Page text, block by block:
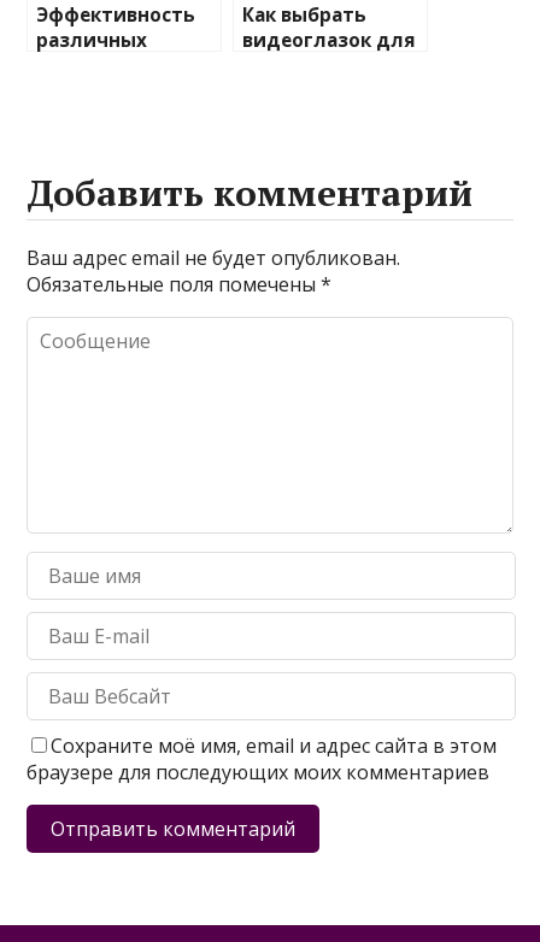
Эффективность
различных
Как выбрать
видеоглазок для
Добавить комментарий
Ваш адрес email не будет опубликован.
Обязательные поля помечены*
Сохраните моё имя, email и адрес сайта в этом
браузере для последующих моих комментариев